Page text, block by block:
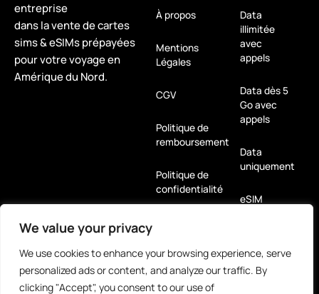
We value your privacy
We use cookies to enhance your browsing experience, serve
personalized ads or content, and analyze our traffic. By
clicking "Accept", you consent to our use of
entreprise
dans la vente de cartes
sims & eSIMs prépayées
pour votre voyage en
Amérique du Nord.
À propos
Mentions
Légales
CGV
Politique de
remboursement
Politique de
confidentialité
Data
illimitée
avec
appels
Data dès 5
Go avec
appels
Data
uniquement
eSIM
Louez-moi